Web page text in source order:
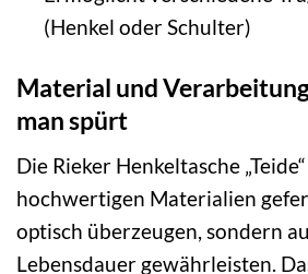
(Henkel oder Schulter)
Material und
man spürt
Die Rieker Henkeltasche
hochwertigen Materialien
optisch überzeugen, sondern
Lebensdauer gewährleisten.